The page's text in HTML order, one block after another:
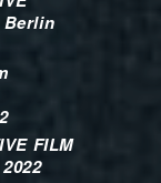
Berlin
FILM
2022